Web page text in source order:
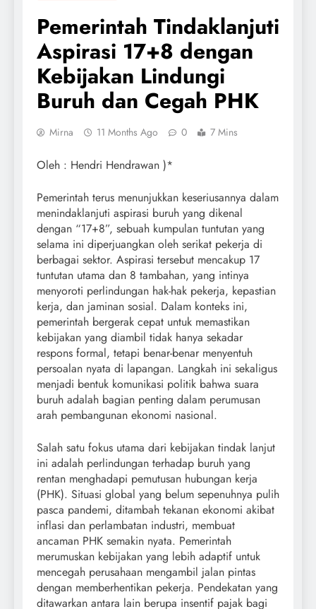
Pemerintah Tindaklanjuti
Aspirasi 17+8 dengan
Kebijakan Lindungi
Buruh dan Cegah PHK
Mirna 11 Months Ago 0 7 Mins
Oleh : Hendri Hendrawan )*
Pemerintah terus menunjukkan keseriusannya dalam
menindaklanjuti aspirasi buruh yang dikenal
dengan “17+8”, sebuah kumpulan tuntutan yang
selama ini diperjuangkan oleh serikat pekerja di
berbagai sektor. Aspirasi tersebut mencakup 17
tuntutan utama dan 8 tambahan, yang intinya
menyoroti perlindungan hak-hak pekerja, kepastian
kerja, dan jaminan sosial. Dalam konteks ini,
pemerintah bergerak cepat untuk memastikan
kebijakan yang diambil tidak hanya sekadar
respons formal, tetapi benar-benar menyentuh
persoalan nyata di lapangan. Langkah ini sekaligus
menjadi bentuk komunikasi politik bahwa suara
buruh adalah bagian penting dalam perumusan
arah pembangunan ekonomi nasional.
Salah satu fokus utama dari kebijakan tindak lanjut
ini adalah perlindungan terhadap buruh yang
rentan menghadapi pemutusan hubungan kerja
(PHK). Situasi global yang belum sepenuhnya pulih
pasca pandemi, ditambah tekanan ekonomi akibat
inflasi dan perlambatan industri, membuat
ancaman PHK semakin nyata. Pemerintah
merumuskan kebijakan yang lebih adaptif untuk
mencegah perusahaan mengambil jalan pintas
dengan memberhentikan pekerja. Pendekatan yang
ditawarkan antara lain berupa insentif pajak bagi